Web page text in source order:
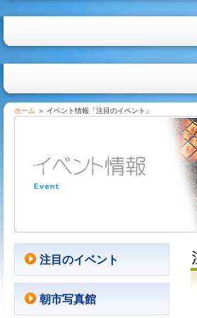
ホーム ＞ イベント情報「注目のイベント」
海の駅蜃気楼 イベント情報 注目のイベント
注目のイベント
朝市写真館